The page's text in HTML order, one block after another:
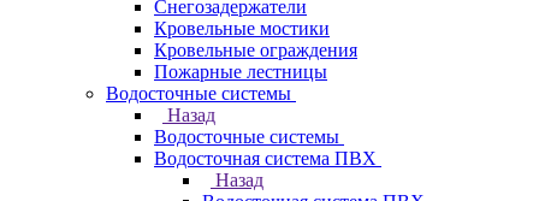
Снегозадержатели
Кровельные мостики
Кровельные ограждения
Пожарные лестницы
Водосточные системы
Назад
Водосточные системы
Водосточная система ПВХ
Назад